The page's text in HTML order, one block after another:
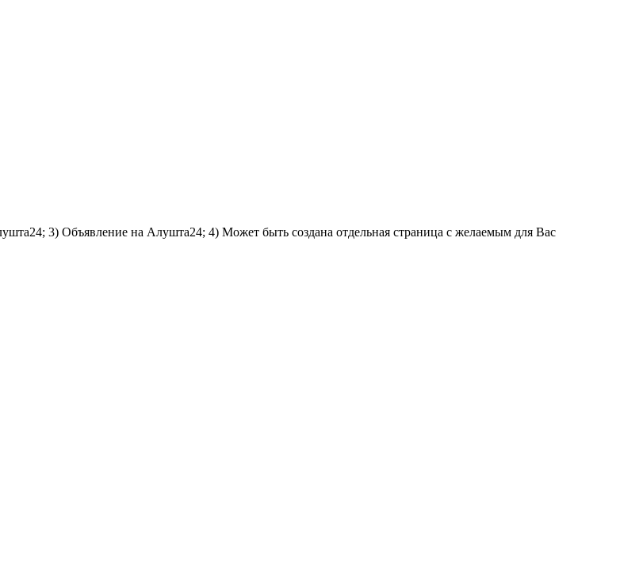
3) Объявление на Алушта24; 4) Может быть создана отдельная страница с желаемым для Вас